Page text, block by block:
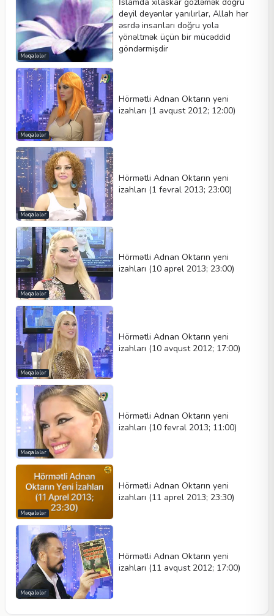
Məqalələr
deyil deyənlər yanılırlar, Allah hər
əsrdə insanları doğru yola
yönəltmək üçün bir mücəddid
göndərmişdir
Məqalələr
Hörmətli Adnan Oktarın yeni
izahları (1 avqust 2012; 12:00)
Məqalələr
Hörmətli Adnan Oktarın yeni
izahları (1 fevral 2013; 23:00)
Məqalələr
Hörmətli Adnan Oktarın yeni
izahları (10 aprel 2013; 23:00)
Məqalələr
Hörmətli Adnan Oktarın yeni
izahları (10 avqust 2012; 17:00)
Məqalələr
Hörmətli Adnan Oktarın yeni
izahları (10 fevral 2013; 11:00)
Məqalələr
Hörmətli Adnan Oktarın yeni
izahları (11 aprel 2013; 23:30)
Məqalələr
Hörmətli Adnan Oktarın yeni
izahları (11 avqust 2012; 17:00)